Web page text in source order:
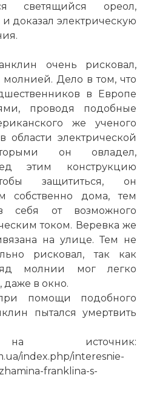
светящийся ореол,
доказал электрическую
очень рисковал,
молнией. Дело в том, что
в Европе
проводя подобные
же ученого
области электрической
он овладел,
этим конструкцию
защититься, он
собственно дома, тем
себя от возможного
током. Веревка же
на улице. Тем не
рисковал, так как
молнии мог легко
даже в окно.
помощи подобного
пытался умертвить
источник:
index.php/interesnie-
franklina-s-